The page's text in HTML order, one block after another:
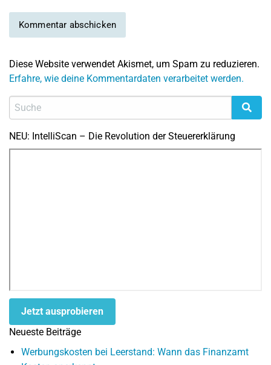
Diese Website verwendet Akismet, um Spam zu reduzieren.
Erfahre, wie deine Kommentardaten verarbeitet werden.
NEU: IntelliScan – Die Revolution der Steuererklärung
Jetzt ausprobieren
Neueste Beiträge
Werbungskosten bei Leerstand: Wann das Finanzamt